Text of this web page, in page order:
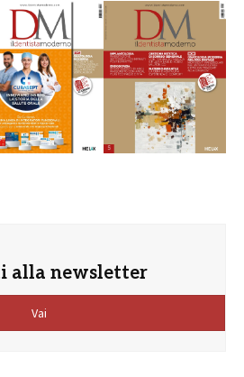
alla newsletter
Vai